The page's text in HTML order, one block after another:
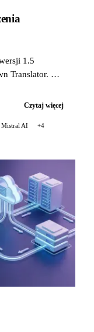
1.5
Translator. Ta
Czytaj więcej
Mistral AI +4